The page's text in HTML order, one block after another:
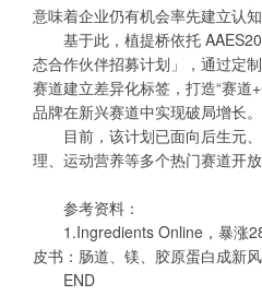
意味着企业仍有机会率先建立认
基于此，植提桥依托
态合作伙伴招募计划 」，通过定
赛道建立差异化标签，打造“赛道
品牌在新兴赛道中实现破局增长。
目前，该计划已面向后生元
理、运动营养等多个热门赛道开放
参考资料：
1.Ingredients Online，暴涨
皮书：肠道、镁、胶原蛋白成新
END